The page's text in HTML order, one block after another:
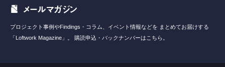
メールマガジン
プロジェクト事例やFindings・コラム、イベント情報などを まとめてお届けする
「Loftwork Magazine」。
購読申込・バックナンバーはこちら。